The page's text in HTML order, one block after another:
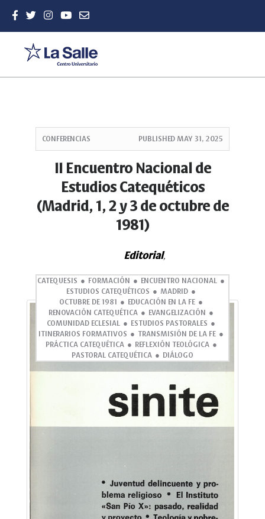
Navigation
Main
CONFERENCIAS PUBLISHED MAY 31, 2025
II Encuentro Nacional de
Estudios Catequéticos
(Madrid, 1, 2 y 3 de octubre de
1981)
Editorial,
CATEQUESIS FORMACIÓN
ENCUENTRO NACIONAL
ESTUDIOS CATEQUÉTICOS
MADRID
OCTUBRE DE 1981
EDUCACIÓN EN LA FE
RENOVACIÓN CATEQUÉTICA
EVANGELIZACIÓN
COMUNIDAD ECLESIAL
ESTUDIOS PASTORALES
ITINERARIOS FORMATIVOS
TRANSMISIÓN DE LA FE
PRÁCTICA CATEQUÉTICA
REFLEXIÓN TEOLÓGICA
PASTORAL CATEQUÉTICA
DIÁLOGO